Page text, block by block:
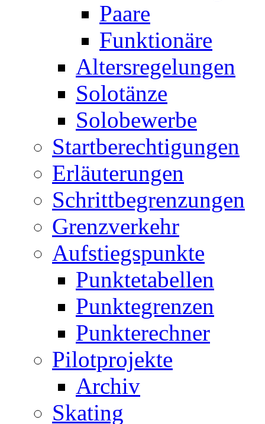
Paare
Funktionäre
Altersregelungen
Solotänze
Solobewerbe
Startberechtigungen
Erläuterungen
Schrittbegrenzungen
Grenzverkehr
Aufstiegspunkte
Punktetabellen
Punktegrenzen
Punkterechner
Pilotprojekte
Archiv
Skating